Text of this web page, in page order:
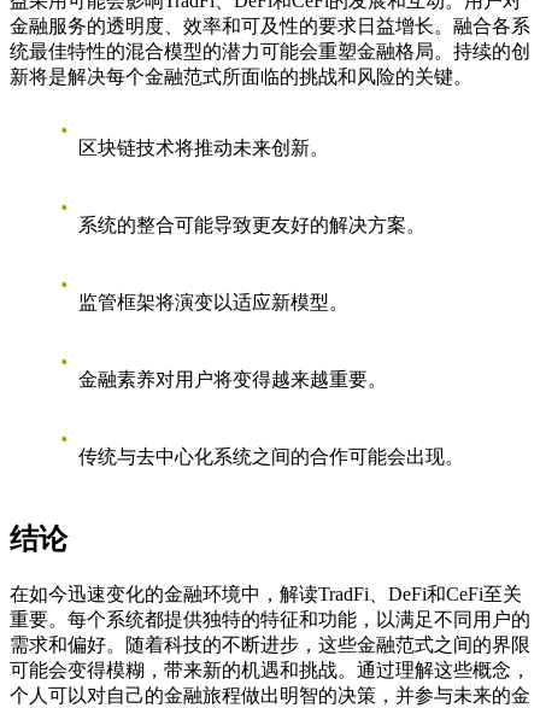
金融服务的透明度、效率和可及性的要求日益增长。融合各系
统最佳特性的混合模型的潜力可能会重塑金融格局。持续的创
新将是解决每个金融范式所面临的挑战和风险的关键。
区块链技术将推动未来创新。
系统的整合可能导致更友好的解决方案。
监管框架将演变以适应新模型。
金融素养对用户将变得越来越重要。
传统与去中心化系统之间的合作可能会出现。
结论
在如今迅速变化的金融环境中，解读TradFi、DeFi和CeFi至关
重要。每个系统都提供独特的特征和功能，以满足不同用户的
需求和偏好。随着科技的不断进步，这些金融范式之间的界限
可能会变得模糊，带来新的机遇和挑战。通过理解这些概念，
个人可以对自己的金融旅程做出明智的决策，并参与未来的金